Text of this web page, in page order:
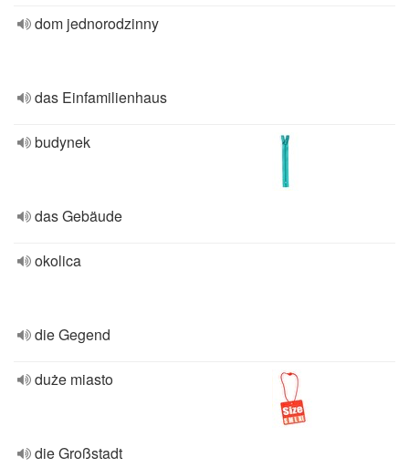
dom jednorodzinny
das Einfamilienhaus
budynek
das Gebäude
okolica
die Gegend
duże miasto
die Großstadt